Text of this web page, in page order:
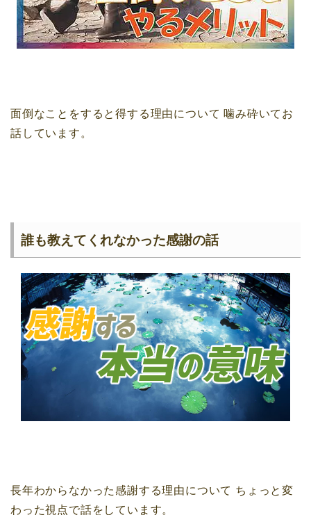
面倒なことをすると得する理由について 噛み砕いてお
話しています。
誰も教えてくれなかった感謝の話
長年わからなかった感謝する理由について ちょっと変
わった視点で話をしています。